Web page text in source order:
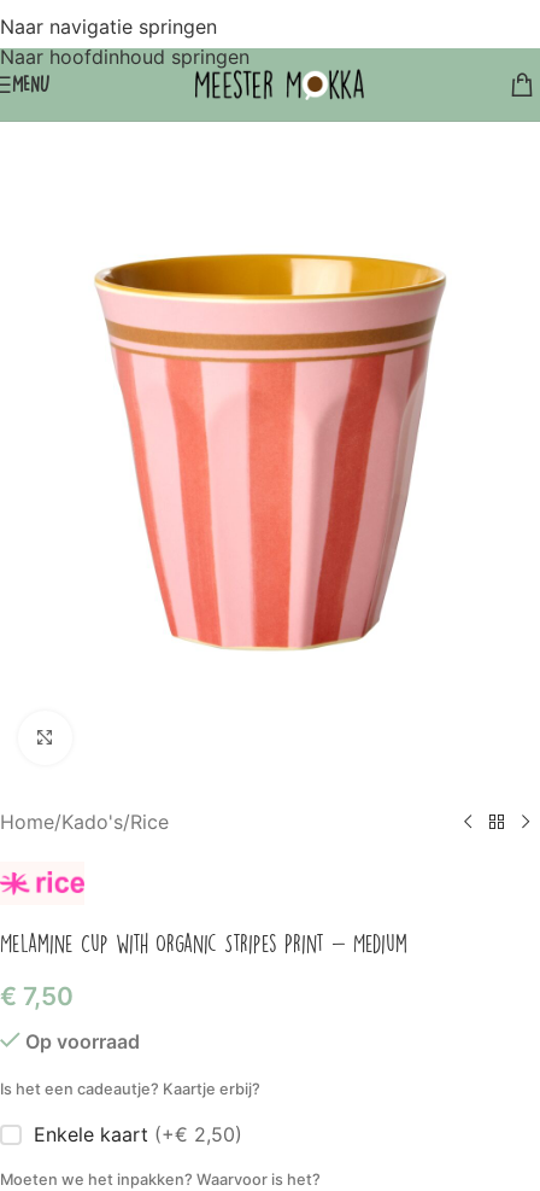
Naar navigatie springen
Naar hoofdinhoud springen
MENU
Home/Kado's/Rice
Melamine Cup with Organic Stripes Print – Medium
€ 7,50
Op voorraad
Is het een cadeautje? Kaartje erbij?
Enkele kaart (+€ 2,50)
Moeten we het inpakken? Waarvoor is het?